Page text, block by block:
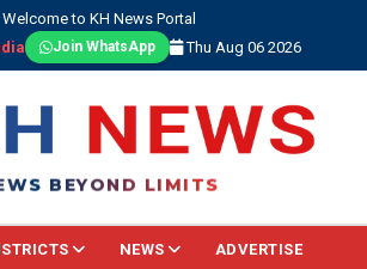
Welcome to KH News Portal
Join WhatsApp Thu Aug 06 2026
BEYOND LIMITS
NEWS ADVERTISE